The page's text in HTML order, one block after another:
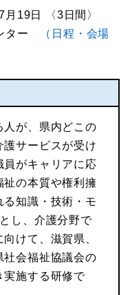
19日 〈3日間〉
ター
（日程・会場
人が、県内どこの
サービスが受け
員がキャリアに応
祉の本質や権利擁
知識・技術・モ
し、介護分野で
けて、滋賀県、
社会福祉協議会の
実施する研修で